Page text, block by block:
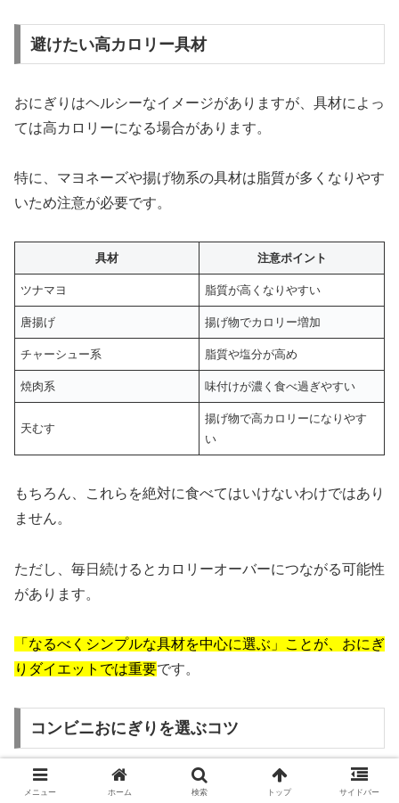
避けたい高カロリー具材
おにぎりはヘルシーなイメージがありますが、具材によっ
ては高カロリーになる場合があります。
特に、マヨネーズや揚げ物系の具材は脂質が多くなりやす
いため注意が必要です。
具材 注意ポイント
ツナマヨ 脂質が高くなりやすい
唐揚げ 揚げ物でカロリー増加
チャーシュー系 脂質や塩分が高め
焼肉系 味付けが濃く食べ過ぎやすい
天むす
揚げ物で高カロリーになりやす
い
もちろん、これらを絶対に食べてはいけないわけではあり
ません。
ただし、毎日続けるとカロリーオーバーにつながる可能性
があります。
「なるべくシンプルな具材を中心に選ぶ」ことが、おにぎ
りダイエットでは重要です。
コンビニおにぎりを選ぶコツ
忙しい人にとって、コンビニおにぎりは便利な選択肢で
メニュー ホーム 検索 トップ サイドバー